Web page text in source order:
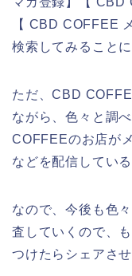
【 CBD COFFEE
検索してみることに
ただ、CBD
ながら、色々と調
COFFEEのお店が
などを配信してい
なので、今後も色
査していくので、
つけたらシェアさ